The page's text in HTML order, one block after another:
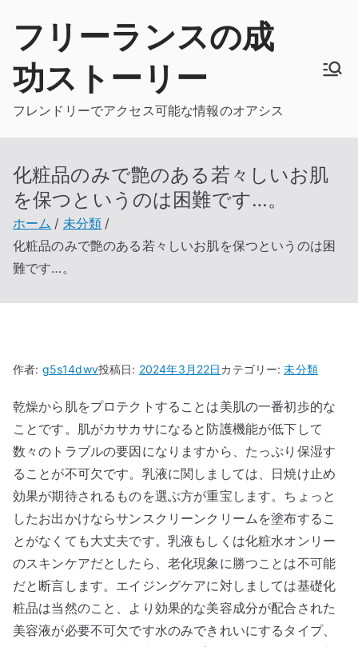
フリーランスの成
功ストーリー
フレンドリーでアクセス可能な情報のオアシス
化粧品のみで艶のある若々しいお肌
を保つというのは困難です…。
ホーム
未分類
化粧品のみで艶のある若々しいお肌を保つというのは困
難です…。
作者: g5s14dwv投稿日: 2024年3月22日カテゴリー:未分類
乾燥から肌をプロテクトすることは美肌の一番初歩的な
ことです。肌がカサカサになると防護機能が低下して
数々のトラブルの要因になりますから、たっぷり保湿す
ることが不可欠です。乳液に関しましては、日焼け止め
効果が期待されるものを選ぶ方が重宝します。ちょっと
したお出かけならサンスクリーンクリームを塗布するこ
とがなくても大丈夫です。乳液もしくは化粧水オンリー
のスキンケアだとしたら、老化現象に勝つことは不可能
だと断言します。エイジングケアに対しましては基礎化
粧品は当然のこと、より効果的な美容成分が配合された
美容液が必要不可欠です水のみできれいにするタイプ、